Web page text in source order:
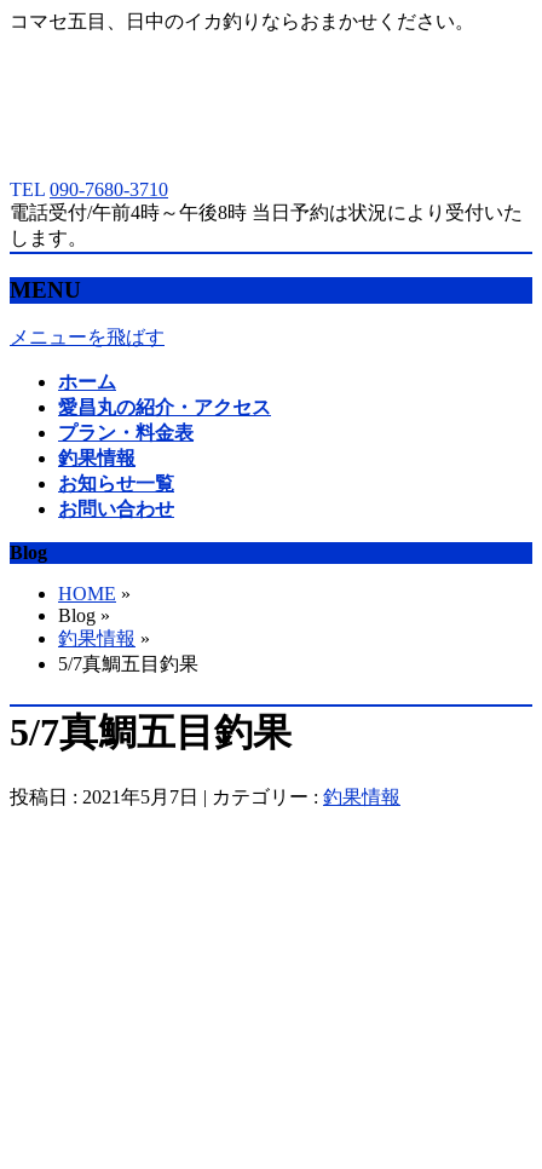
コマセ五目、日中のイカ釣りならおまかせください。
TEL 090-7680-3710
電話受付/午前4時～午後8時 当日予約は状況により受付いた
します。
MENU
メニューを飛ばす
ホーム
愛昌丸の紹介・アクセス
プラン・料金表
釣果情報
お知らせ一覧
お問い合わせ
Blog
HOME »
Blog »
釣果情報 »
5/7真鯛五目釣果
5/7真鯛五目釣果
投稿日 : 2021年5月7日 | カテゴリー : 釣果情報